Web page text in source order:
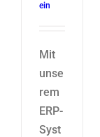
ein
Mit
unse
rem
ERP-
Syst